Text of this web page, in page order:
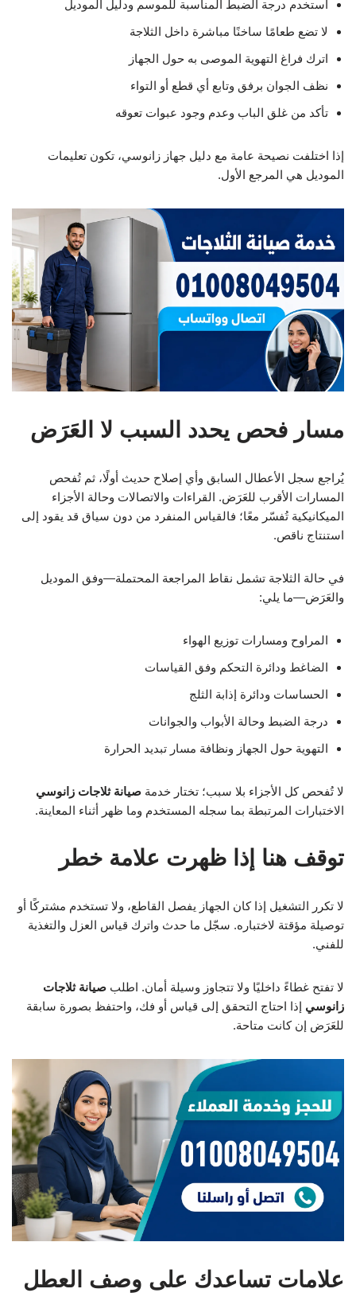
استخدم درجة الضبط المناسبة للموسم ودليل الموديل
لا تضع طعامًا ساخنًا مباشرة داخل الثلاجة
اترك فراغ التهوية الموصى به حول الجهاز
نظف الجوان برفق وتابع أي قطع أو التواء
تأكد من غلق الباب وعدم وجود عبوات تعوقه
إذا اختلفت نصيحة عامة مع دليل جهاز زانوسي، تكون تعليمات
الموديل هي المرجع الأول.
مسار فحص يحدد السبب لا العَرَض
يُراجع سجل الأعطال السابق وأي إصلاح حديث أولًا، ثم تُفحص
المسارات الأقرب للعَرَض. القراءات والاتصالات وحالة الأجزاء
الميكانيكية تُفسّر معًا؛ فالقياس المنفرد من دون سياق قد يقود إلى
استنتاج ناقص.
في حالة الثلاجة تشمل نقاط المراجعة المحتملة—وفق الموديل
والعَرَض—ما يلي:
المراوح ومسارات توزيع الهواء
الضاغط ودائرة التحكم وفق القياسات
الحساسات ودائرة إذابة الثلج
درجة الضبط وحالة الأبواب والجوانات
التهوية حول الجهاز ونظافة مسار تبديد الحرارة
لا تُفحص كل الأجزاء بلا سبب؛ تختار خدمة صيانة ثلاجات زانوسي
الاختبارات المرتبطة بما سجله المستخدم وما ظهر أثناء المعاينة.
توقف هنا إذا ظهرت علامة خطر
لا تكرر التشغيل إذا كان الجهاز يفصل القاطع، ولا تستخدم مشتركًا أو
توصيلة مؤقتة لاختباره. سجّل ما حدث واترك قياس العزل والتغذية
للفني.
لا تفتح غطاءً داخليًا ولا تتجاوز وسيلة أمان. اطلب صيانة ثلاجات
زانوسي إذا احتاج التحقق إلى قياس أو فك، واحتفظ بصورة سابقة
للعَرَض إن كانت متاحة.
علامات تساعدك على وصف العطل